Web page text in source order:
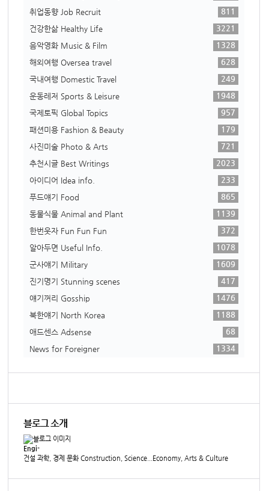
취업동향 Job Recruit
811
건강한삶 Healthy Life
3221
음악영화 Music & Film
1328
해외여행 Oversea travel
628
국내여행 Domestic Travel
249
운동레저 Sports & Leisure
1948
국제토픽 Global Topics
957
패션미용 Fashion & Beauty
179
사진미술 Photo & Arts
721
추천시글 Best Writings
2023
아이디어 Idea info.
233
푸드얘기 Food
865
동물식물 Animal and Plant
1139
한번웃자 Fun Fun Fun
372
알아두면 Useful Info.
1078
군사얘기 Military
1609
진기명기 Stunning scenes
417
얘기꺼리 Gosship
1476
북한얘기 North Korea
1188
애드센스 Adsense
68
News for Foreigner
1334
블로그 소개
Engi-
건설 과학, 경제 문화 Construction, Science...Economy, Arts & Culture